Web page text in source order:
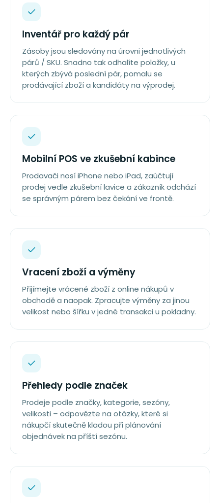
Inventář pro každý pár
Zásoby jsou sledovány na úrovni jednotlivých
párů / SKU. Snadno tak odhalíte položky, u
kterých zbývá poslední pár, pomalu se
prodávající zboží a kandidáty na výprodej.
Mobilní POS ve zkušební kabince
Prodavači nosí iPhone nebo iPad, zaúčtují
prodej vedle zkušební lavice a zákazník odchází
se správným párem bez čekání ve frontě.
Vracení zboží a výměny
Přijímejte vrácené zboží z online nákupů v
obchodě a naopak. Zpracujte výměny za jinou
velikost nebo šířku v jedné transakci u pokladny.
Přehledy podle značek
Prodeje podle značky, kategorie, sezóny,
velikosti – odpovězte na otázky, které si
nákupčí skutečně kladou při plánování
objednávek na příští sezónu.